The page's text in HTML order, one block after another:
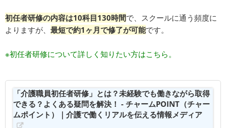
初任者研修の内容は10科目130時間で、スクールに通う頻度に
よりますが、 最短で約1ヶ月で修了が可能です。
※初任者研修について詳しく知りたい方はこちら。
「介護職員初任者研修」とは？未経験でも働きながら取得
できる？よくある疑問を解決！ - チャームPOINT（チャー
ムポイント）｜介護で働くリアルを伝える情報メディア